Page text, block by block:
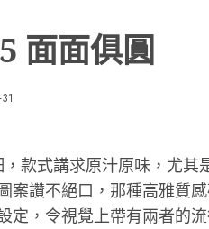
面面俱圓
款式講求原汁原味，尤
案讚不絕口，那種高雅質
定，令視覺上帶有兩者